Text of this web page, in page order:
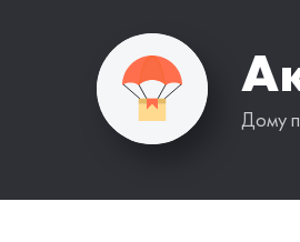
Дому